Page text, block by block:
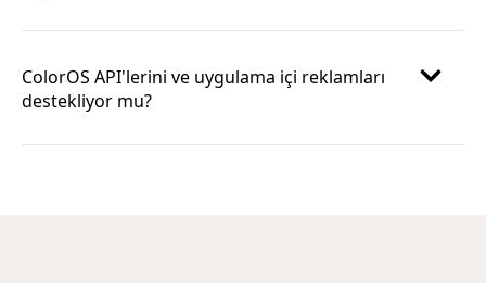
ColorOS API'lerini ve uygulama içi reklamları
destekliyor mu?